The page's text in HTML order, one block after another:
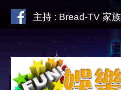
主持 : Bread-TV 家族